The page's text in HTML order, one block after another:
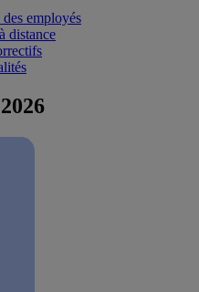
employés
distance